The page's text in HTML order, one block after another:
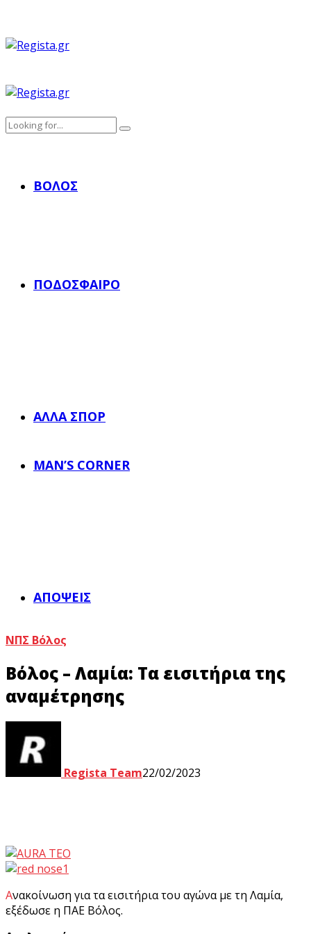
ΒΌΛΟΣ
ΠΟΔΌΣΦΑΙΡΟ
ΆΛΛΑ ΣΠΟΡ
MAN’S CORNER
ΑΠΌΨΕΙΣ
ΝΠΣ Βόλος
Βόλος – Λαμία: Τα εισιτήρια της
αναμέτρησης
Regista Team22/02/2023
Ανακοίνωση για τα εισιτήρια του αγώνα με τη Λαμία,
εξέδωσε η ΠΑΕ Βόλος.